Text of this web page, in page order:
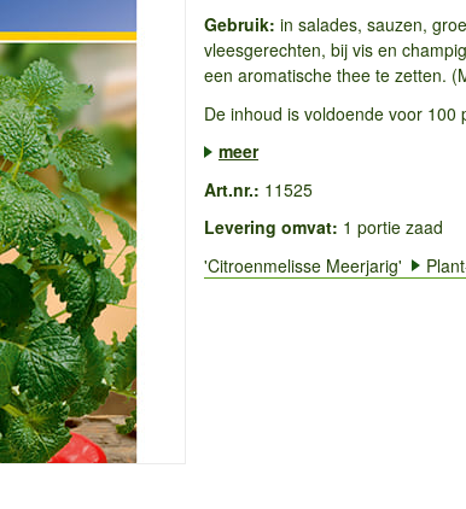
Gebruik: in salades, sauzen,
vleesgerechten, bij vis en
een aromatische thee te zetten.
De inhoud is voldoende voor 100
meer
Art.nr.: 11525
Levering omvat: 1 portie zaad
'Citroenmelisse Meerjarig'